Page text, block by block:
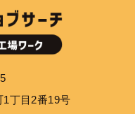
1丁目2番19号